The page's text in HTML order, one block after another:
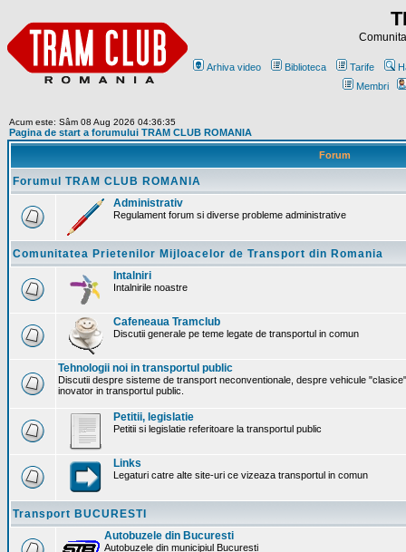
Arhiva video Biblioteca Tarife
Membri
Acum este: Sâm 08 Aug 2026 04:36:35
Pagina de start a forumului TRAM CLUB ROMANIA
Forum
Forumul TRAM CLUB ROMANIA
Administrativ
Regulament forum si diverse probleme administrative
Comunitatea Prietenilor Mijloacelor de Transport din Romania
Intalniri
Intalnirile noastre
Cafeneaua Tramclub
Discutii generale pe teme legate de transportul in comun
Tehnologii noi in transportul public
Discutii despre sisteme de transport neconventionale, despre vehicule
inovator in transportul public.
Petitii, legislatie
Petitii si legislatie referitoare la transportul public
Links
Legaturi catre alte site-uri ce vizeaza transportul in comun
Transport BUCURESTI
Autobuzele din Bucuresti
Autobuzele din municipiul Bucuresti